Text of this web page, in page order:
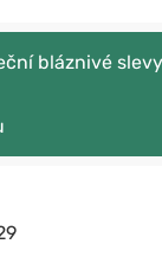
bláznivé